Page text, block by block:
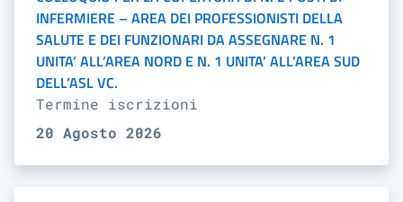
INFERMIERE – AREA DEI PROFESSIONISTI DELLA
SALUTE E DEI FUNZIONARI DA ASSEGNARE N. 1
UNITA’ ALL’AREA NORD E N. 1 UNITA’ ALL’AREA SUD
DELL’ASL VC.
Termine iscrizioni
20 Agosto 2026